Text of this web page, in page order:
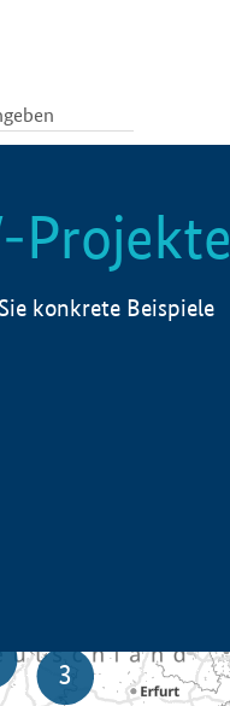
Projekte
konkrete Beispiele